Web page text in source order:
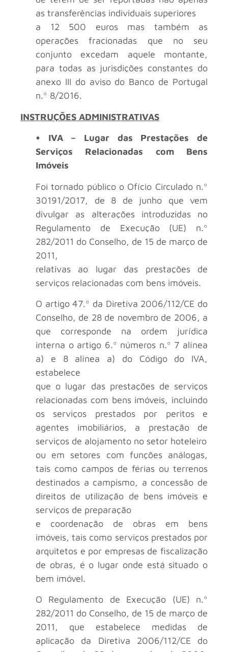
as transferências individuais superiores
a 12 500 euros mas também as
operações fracionadas que no seu
conjunto excedam aquele montante,
para todas as jurisdições constantes do
anexo III do aviso do Banco de Portugal
n.º 8/2016.
INSTRUÇÕES ADMINISTRATIVAS
• IVA – Lugar das Prestações de
Serviços Relacionadas com Bens
Imóveis
Foi tornado público o Ofício Circulado n.º
30191/2017, de 8 de junho que vem
divulgar as alterações introduzidas no
Regulamento de Execução (UE) n.º
282/2011 do Conselho, de 15 de março de
2011,
relativas ao lugar das prestações de
serviços relacionadas com bens imóveis.
O artigo 47.º da Diretiva 2006/112/CE do
Conselho, de 28 de novembro de 2006, a
que corresponde na ordem jurídica
interna o artigo 6.º números n.º 7 alínea
a) e 8 alínea a) do Código do IVA,
estabelece
que o lugar das prestações de serviços
relacionadas com bens imóveis, incluindo
os serviços prestados por peritos e
agentes imobiliários, a prestação de
serviços de alojamento no setor hoteleiro
ou em setores com funções análogas,
tais como campos de férias ou terrenos
destinados a campismo, a concessão de
direitos de utilização de bens imóveis e
serviços de preparação
e coordenação de obras em bens
imóveis, tais como serviços prestados por
arquitetos e por empresas de fiscalização
de obras, é o lugar onde está situado o
bem imóvel.
O Regulamento de Execução (UE) n.º
282/2011 do Conselho, de 15 de março de
2011, que estabelece medidas de
aplicação da Diretiva 2006/112/CE do